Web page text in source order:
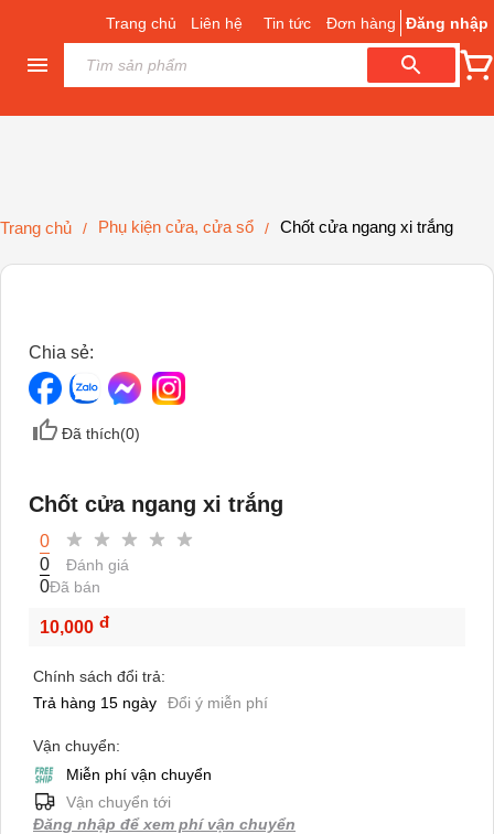
Trang chủ Liên hệ Tin tức Đơn hàng Đăng nhập
Trang chủ / Phụ kiện cửa, cửa sổ / Chốt cửa ngang xi trắng
Chia sẻ:
Đã thích(0)
Chốt cửa ngang xi trắng
0
0
Đánh giá
0Đã bán
10,000 đ
Chính sách đổi trả:
Trả hàng 15 ngày
Đổi ý miễn phí
Vận chuyển:
Miễn phí vận chuyển
Vận chuyển tới
Đăng nhập để xem phí vận chuyển